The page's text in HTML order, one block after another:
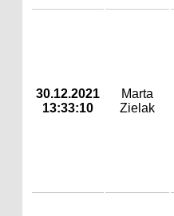
30.12.2021
13:33:10
Marta
Zielak